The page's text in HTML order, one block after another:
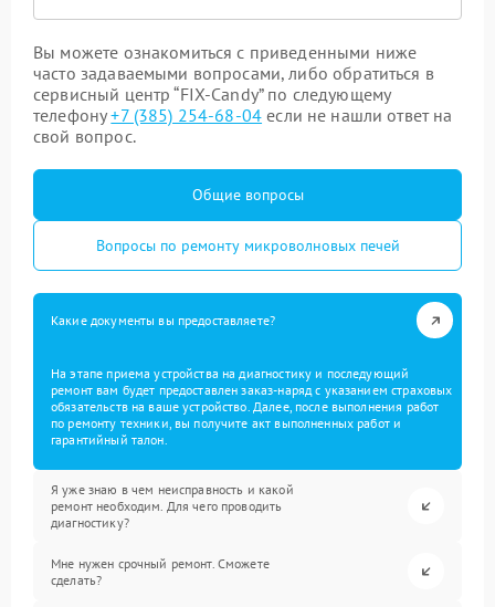
Вы можете ознакомиться с приведенными ниже
часто задаваемыми вопросами, либо обратиться в
сервисный центр “FIX-Candy” по следующему
телефону+7 (385) 254-68-04 если не нашли ответ на
свой вопрос.
Общие вопросы
Вопросы по ремонту микроволновых печей
Какие документы вы предоставляете?
На этапе приема устройства на диагностику и последующий
ремонт вам будет предоставлен заказ-наряд с указанием страховых
обязательств на ваше устройство. Далее, после выполнения работ
по ремонту техники, вы получите акт выполненных работ и
гарантийный талон.
Я уже знаю в чем неисправность и какой
ремонт необходим. Для чего проводить
диагностику?
Мне нужен срочный ремонт. Сможете
сделать?